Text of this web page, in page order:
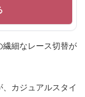
細なレース切替が
カジュアルスタイ